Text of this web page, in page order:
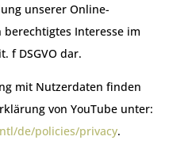
unserer Online-
Interesse im
f DSGVO dar.
mit Nutzerdaten finden
von YouTube unter:
de/policies/privacy.